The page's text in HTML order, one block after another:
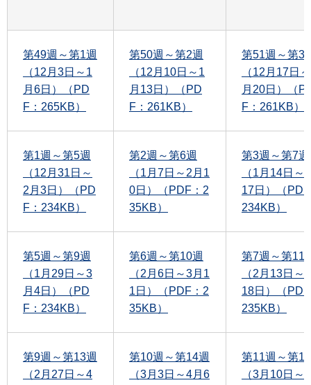
第49週～第1週
（12月3日～1
月6日）（PD
F：265KB）
第50週～第2週
（12月10日～1
月13日）（PD
F：261KB）
第51週～第3
（12月17日
月20日）（
F：261KB）
第1週～第5週
（12月31日～
2月3日）（PD
F：234KB）
第2週～第6週
（1月7日～2月1
0日）（PDF：2
35KB）
第3週～第7週
（1月14日～
17日）（
234KB）
第5週～第9週
（1月29日～3
月4日）（PD
F：234KB）
第6週～第10週
（2月6日～3月1
1日）（PDF：2
35KB）
第7週～第11
（2月13日～
18日）（
235KB）
第9週～第13週
（2月27日～4
第10週～第14週
（3月3日～4月6
第11週～第
（3月10日～